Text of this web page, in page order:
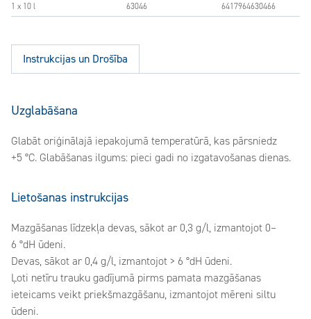
1 x 10 l 63046 6417964630466
Instrukcijas un Drošība
Uzglabāšana
Glabāt oriģinālajā iepakojumā temperatūrā, kas pārsniedz
+5 °C. Glabāšanas ilgums: pieci gadi no izgatavošanas dienas.
Lietošanas instrukcijas
Mazgāšanas līdzekļa devas, sākot ar 0,3 g/l, izmantojot 0–
6 °dH ūdeni.
Devas, sākot ar 0,4 g/l, izmantojot > 6 °dH ūdeni.
Ļoti netīru trauku gadījumā pirms pamata mazgāšanas
ieteicams veikt priekšmazgāšanu, izmantojot mēreni siltu
ūdeni.